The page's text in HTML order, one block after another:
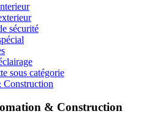
sécurité
sous catégorie
& Construction